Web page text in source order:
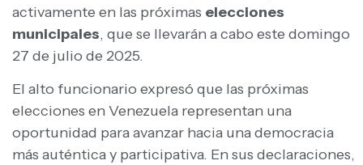
activamente en las próximas elecciones
municipales, que se llevarán a cabo este domingo
27 de julio de 2025.
El alto funcionario expresó que las próximas
elecciones en Venezuela representan una
oportunidad para avanzar hacia una democracia
más auténtica y participativa. En sus declaraciones,